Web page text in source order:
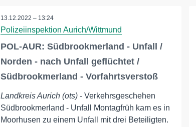
13.12.2022 – 13:24
Polizeiinspektion Aurich/Wittmund
POL-AUR: Südbrookmerland - Unfall /
Norden - nach Unfall geflüchtet /
Südbrookmerland - Vorfahrtsverstoß
Landkreis Aurich (ots)- Verkehrsgeschehen
Südbrookmerland - Unfall Montagfrüh kam es in
Moorhusen zu einem Unfall mit drei Beteiligten.